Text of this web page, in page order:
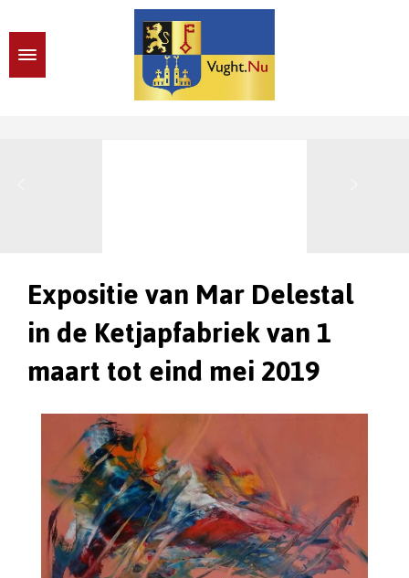
Expositie van Mar Delestal
in de Ketjapfabriek van 1
maart tot eind mei 2019